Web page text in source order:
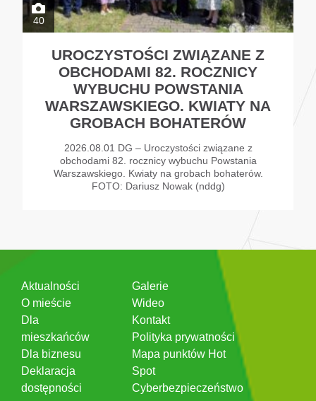
40
UROCZYSTOŚCI ZWIĄZANE Z
OBCHODAMI 82. ROCZNICY
WYBUCHU POWSTANIA
WARSZAWSKIEGO. KWIATY NA
GROBACH BOHATERÓW
2026.08.01 DG – Uroczystości związane z
obchodami 82. rocznicy wybuchu Powstania
Warszawskiego. Kwiaty na grobach bohaterów.
FOTO: Dariusz Nowak (nddg)
Aktualności
O mieście
Dla
mieszkańców
Dla biznesu
Deklaracja
dostępności
Galerie
Wideo
Kontakt
Polityka prywatności
Mapa punktów Hot
Spot
Cyberbezpieczeństwo